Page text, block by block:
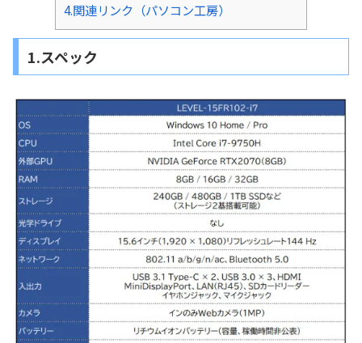
4.関連リンク（パソコン工房）
1.スペック